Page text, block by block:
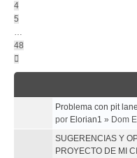
4
5
…
48
Problema con pit lane
por Elorian1 » Dom
SUGERENCIAS Y
PROYECTO DE MI